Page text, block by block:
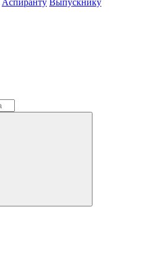
Аспиранту Выпускнику